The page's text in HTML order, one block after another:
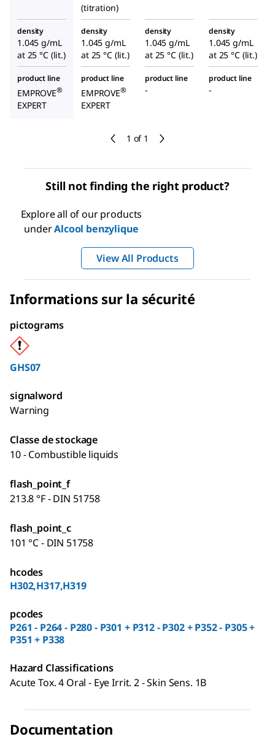
1 of 1
(titration)
density
1.045 g/mL
at 25 °C (lit.)
density
1.045 g/mL
at 25 °C (lit.)
density
1.045 g/mL
at 25 °C (lit.)
density
1.045 g/mL
at 25 °C (lit.)
product line
EMPROVE®
EXPERT
product line
EMPROVE®
EXPERT
product line
-
product line
-
Still not finding the right product?
Explore all of our products
underAlcool benzylique
View All Products
Informations sur la sécurité
pictograms
GHS07
signalword
Warning
Classe de stockage
10 - Combustible liquids
flash_point_f
213.8 °F - DIN 51758
flash_point_c
101 °C - DIN 51758
hcodes
H302,H317,H319
pcodes
P261 - P264 - P280 - P301 + P312 - P302 + P352 - P305 +
P351 + P338
Hazard Classifications
Acute Tox. 4 Oral - Eye Irrit. 2 - Skin Sens. 1B
Documentation